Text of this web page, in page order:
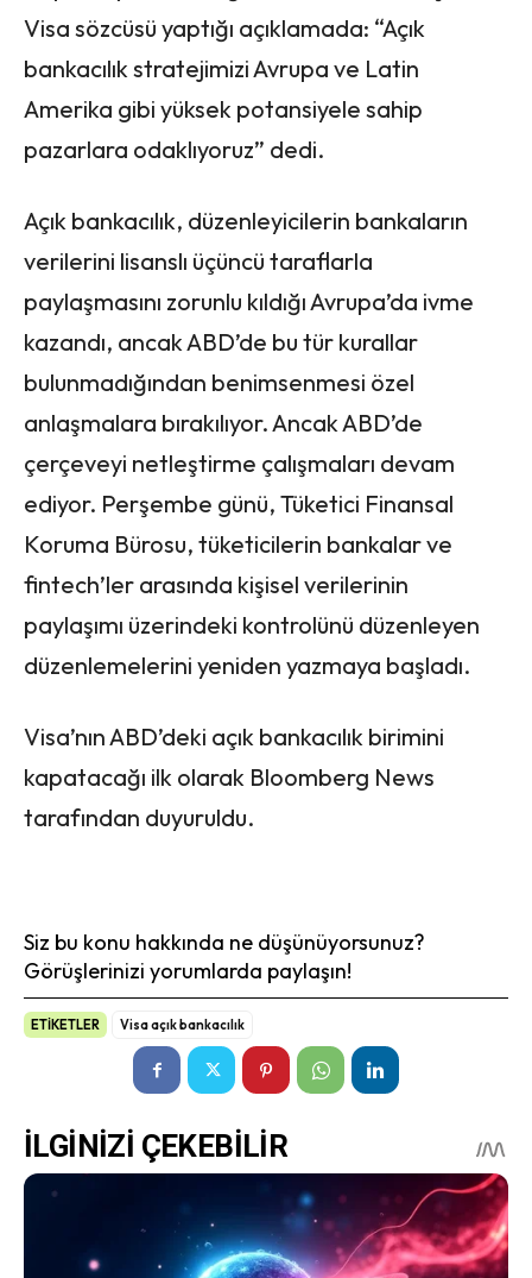
Visa sözcüsü yaptığı açıklamada: “Açık
bankacılık stratejimizi Avrupa ve Latin
Amerika gibi yüksek potansiyele sahip
pazarlara odaklıyoruz” dedi.
Açık bankacılık, düzenleyicilerin bankaların
verilerini lisanslı üçüncü taraflarla
paylaşmasını zorunlu kıldığı Avrupa’da ivme
kazandı, ancak ABD’de bu tür kurallar
bulunmadığından benimsenmesi özel
anlaşmalara bırakılıyor. Ancak ABD’de
çerçeveyi netleştirme çalışmaları devam
ediyor. Perşembe günü, Tüketici Finansal
Koruma Bürosu, tüketicilerin bankalar ve
fintech’ler arasında kişisel verilerinin
paylaşımı üzerindeki kontrolünü düzenleyen
düzenlemelerini yeniden yazmaya başladı.
Visa’nın ABD’deki açık bankacılık birimini
kapatacağı ilk olarak Bloomberg News
tarafından duyuruldu.
Siz bu konu hakkında ne düşünüyorsunuz?
Görüşlerinizi yorumlarda paylaşın!
ETİKETLER Visa açık bankacılık